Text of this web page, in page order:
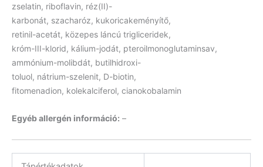
zselatin, riboflavin, réz(II)-
karbonát, szacharóz, kukoricakeményítő,
retinil-acetát, közepes láncú trigliceridek,
króm-III-klorid, kálium-jodát, pteroilmonoglutaminsav,
ammónium-molibdát, butilhidroxi-
toluol, nátrium-szelenit, D-biotin,
fitomenadion, kolekalciferol, cianokobalamin
Egyéb allergén információ: –